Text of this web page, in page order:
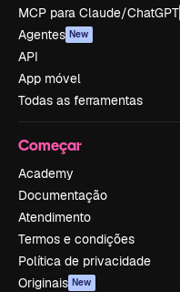
MCP para Claude/ChatGPT
Agentes New
API
App móvel
Todas as ferramentas
Começar
Academy
Documentação
Atendimento
Termos e condições
Política de privacidade
Originais New